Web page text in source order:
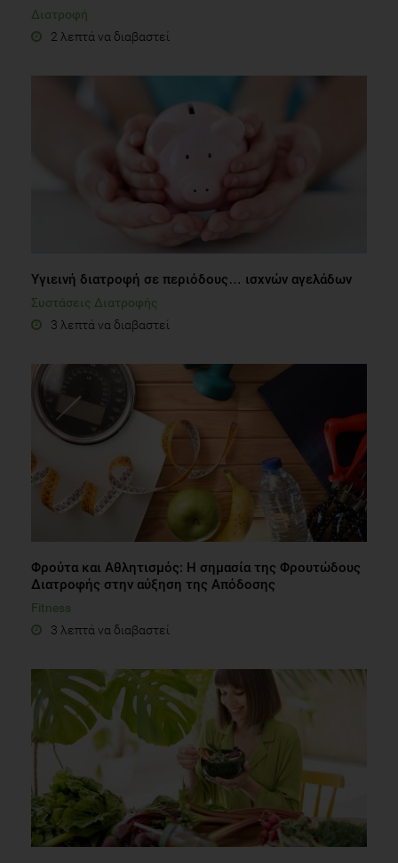
Διατροφή
2 λεπτά να διαβαστεί
Υγιεινή διατροφή σε περιόδους… ισχνών αγελάδων
Συστάσεις Διατροφής
3 λεπτά να διαβαστεί
Φρούτα και Αθλητισμός: Η σημασία της Φρουτώδους
Διατροφής στην αύξηση της Απόδοσης
Fitness
3 λεπτά να διαβαστεί